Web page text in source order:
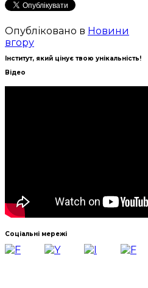
Опубліковано в Новини
вгору
Інститут, який цінує твою унікальність!
Відео
Соціальні мережі